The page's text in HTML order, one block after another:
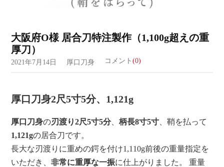
大阪府O様 居合刀特注製作（1,100g超えの重
厚刀）
2021年7月14日 厚口刀身 コメント(0)
厚口刀身2尺5寸5分、1,121g
厚口刀身の刃渡り2尺5寸5分、柄長8寸5寸 、鞘を払って
1,121gの居合刀です。
長大な刃渡りに重めの鍔を付け1,110g前後の重量指定を
いただき、非常に重厚な一振に仕上がりました。 重量